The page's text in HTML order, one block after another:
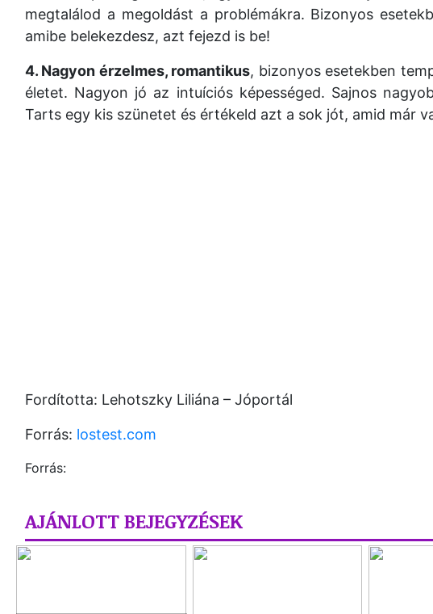
megtalálod a megoldást a problémákra. Bizonyos
amibe belekezdesz, azt fejezd is be!
4. Nagyon érzelmes, romantikus, bizonyos esetekben
életet. Nagyon jó az intuíciós képességed. Sajnos
Tarts egy kis szünetet és értékeld azt a sok jót, amid már
Fordította: Lehotszky Liliána – Jóportál
Forrás: lostest.com
Forrás:
AJÁNLOTT BEJEGYZÉSEK